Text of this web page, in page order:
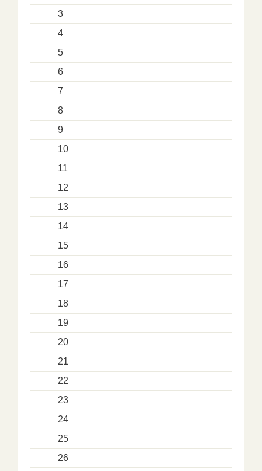
3
4
5
6
7
8
9
10
11
12
13
14
15
16
17
18
19
20
21
22
23
24
25
26